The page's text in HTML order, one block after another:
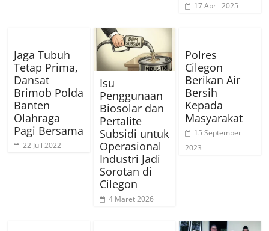
17 April 2025
Jaga Tubuh
Tetap Prima,
Dansat
Brimob Polda
Banten
Olahraga
Pagi Bersama
22 Juli 2022
Isu
Penggunaan
Biosolar dan
Pertalite
Subsidi untuk
Operasional
Industri Jadi
Sorotan di
Cilegon
4 Maret 2026
Polres
Cilegon
Berikan Air
Bersih
Kepada
Masyarakat
15 September
2023